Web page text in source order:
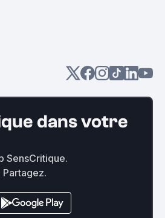
dans votre
SensCritique.